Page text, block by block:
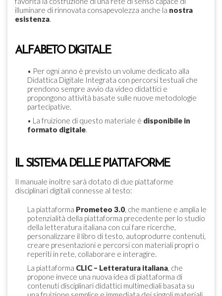
illuminare di rinnovata consapevolezza anche la nostra
esistenza.
ALFABETO DIGITALE
• Per ogni anno è previsto un volume dedicato alla
Didattica Digitale Integrata con percorsi testuali che
prendono sempre avvio da video didattici e
propongono attività basate sulle nuove metodologie
partecipative.
• La fruizione di questo materiale è disponibile in
formato digitale.
IL SISTEMA DELLE PIATTAFORME
Il manuale inoltre sarà dotato di due piattaforme
disciplinari digitali connesse al testo:
La piattaforma Prometeo 3.0, che mantiene e amplia le
potenzialità della piattaforma precedente per lo studio
della letteratura italiana con cui fare ricerche,
personalizzare il libro di testo, autoprodurre contenuti,
creare presentazioni e percorsi con materiali propri o
reperiti in rete, collaborare e interagire.
La piattaforma CLIC – Letteratura italiana, che
propone invece una nuova idea di piattaforma di
contenuti disciplinari didattici multimediali basata su